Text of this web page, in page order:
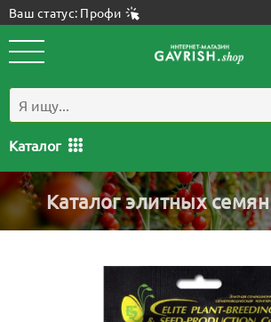
Ваш статус: Профи
Каталог
Каталог элитных семян